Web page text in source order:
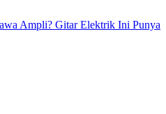
Ampli? Gitar Elektrik Ini Punya